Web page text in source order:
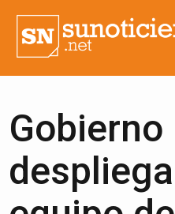
Gobierno
despliega